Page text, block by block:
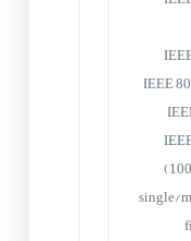
IEEE
single/